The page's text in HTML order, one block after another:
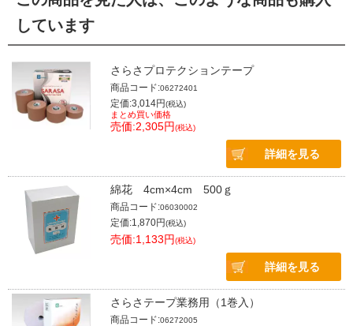
しています
さらさプロテクションテープ
商品コード:06272401
定価:3,014円(税込)
まとめ買い価格
売価:2,305円(税込)
詳細を見る
綿花 4cm×4cm 500ｇ
商品コード:06030002
定価:1,870円(税込)
売価:1,133円(税込)
詳細を見る
さらさテープ業務用（1巻入）
商品コード:06272005